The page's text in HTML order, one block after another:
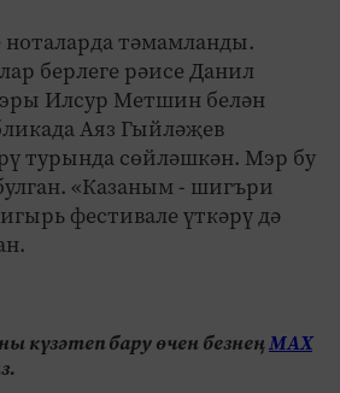
тәмамланды.
берлеге рәисе Данил
Илсур Метшин белән
Аяз Гыйләҗев
турында сөйләшкән. Мэр бу
«Казаным - шигъри
фестивале үткәрү дә
күзәтеп бару өчен безнеңМАХ